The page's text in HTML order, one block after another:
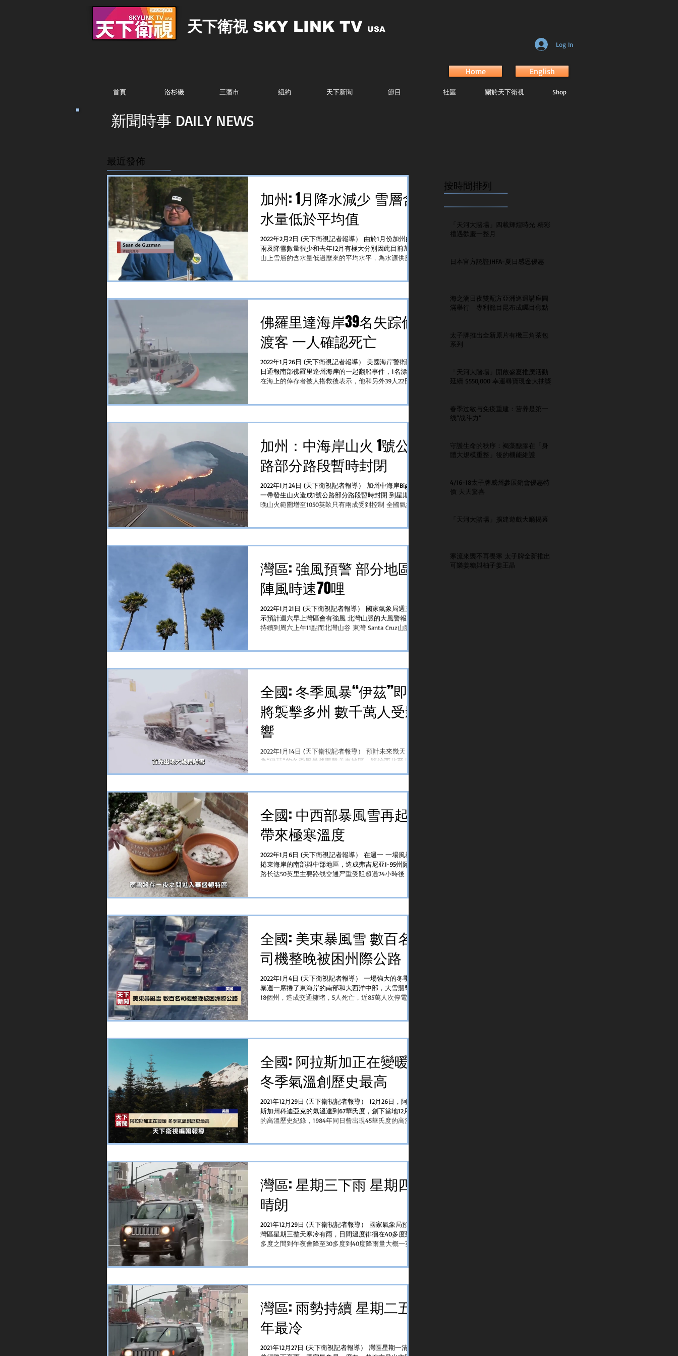
天下衛視SKY LINK TV USA
Log In
Home English
首頁 洛杉磯 三藩市 紐約 天下新聞 節目 社區 關於天下衛視 Shop
新聞時事 DAILY NEWS
最近發佈
...............................................................
加州: 1月降水減少 雪層含
水量低於平均值
2022年2月2日 (天下衛視記者報導） 由於1月份加州的下
雨及降雪數量很少和去年12月有極大分別因此目前加州
山上雪層的含水量低過歷來的平均水平，為水源供應帶
佛羅里達海岸39名失踪偷
渡客 一人確認死亡
2022年1月26日 (天下衛視記者報導） 美國海岸警衛隊25
日通報南部佛羅里達州海岸的一起翻船事件，1名漂浮
在海上的倖存者被人搭救後表示，他和另外39人22日晚
加州：中海岸山火 1號公
路部分路段暫時封閉
2022年1月24日 (天下衛視記者報導） 加州中海岸Big Sur
一帶發生山火造成1號公路部分路段暫時封閉 到星期六
晚山火範圍增至1050英畝只有兩成受到控制 全國氣象局
灣區: 強風預警 部分地區
陣風時速70哩
2022年1月21日 (天下衛視記者報導） 國家氣象局週五表
示預計週六早上灣區會有強風 北灣山脈的大風警報將
持續到周六上午11點而北灣山谷 東灣 Santa Cruz山脈 ，
全國: 冬季風暴“伊茲”即
將襲擊多州 數千萬人受影
響
2022年1月14日 (天下衛視記者報導） 預計未來幾天，名
為“伊茲”的冬季風暴將襲擊美東地區，將給西北至北達
響，除了交通癱瘓外，還可能導致大面積供電中斷。...
全國: 中西部暴風雪再起
帶來極寒溫度
2022年1月6日 (天下衛視記者報導） 在週一 一場風暴席
捲東海岸的南部與中部地區，造成弗吉尼亚I-95州际公
路长达50英里主要路线交通严重受阻超過24小時後，週
全國: 美東暴風雪 數百名
司機整晚被困州際公路
2022年1月4日 (天下衛視記者報導） 一場強大的冬季風
暴週一席捲了東海岸的南部和大西洋中部，大雪襲擊了
18個州，造成交通擁堵，5人死亡，近85萬人次停電，
全國: 阿拉斯加正在變暖
冬季氣溫創歷史最高
2021年12月29日 (天下衛視記者報導） 12月26日，阿拉
斯加州科迪亞克的氣溫達到67華氏度，創下當地12月份
的高溫歷史紀錄，1984年同日曾出現45華氏度的高溫紀
灣區: 星期三下雨 星期四
晴朗
2021年12月29日 (天下衛視記者報導） 國家氣象局預計
灣區星期三整天寒冷有雨，日間溫度徘徊在40多度到50
多度之間到午夜會降至30多度到40度降雨量大概一英寸
灣區: 雨勢持續 星期二五
年最冷
2021年12月27日 (天下衛視記者報導） 灣區星期一清晨
按時間排列
...............................................................
...............................................................
「天河大賭場」四載輝煌時光 精彩
禮遇歡慶一整月
日本官方認證JHFA-夏日感恩優惠
海之滴日夜雙配方亞洲巡迴講座圓
滿舉行 專利籠目昆布成矚目焦點
太子牌推出全新原片有機三角茶包
系列
「天河大賭場」開啟盛夏推廣活動
延續 $550,000 幸運尋寶現金大抽獎
春季过敏与免疫重建：营养是第一
线“战斗力”
守護生命的秩序：褐藻醣膠在「身
體大規模重整」後的機能維護
4/16-18太子牌威州參展銷會優惠特
價 天天驚喜
「天河大賭場」擴建遊戲大廳揭幕
寒流來襲不再畏寒 太子牌全新推出
可樂姜糖與柚子姜王晶